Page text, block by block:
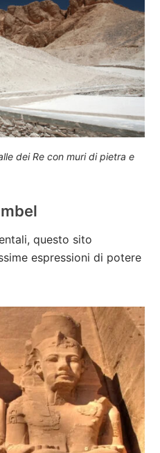
dei Re con muri di pietra e
questo sito
espressioni di potere